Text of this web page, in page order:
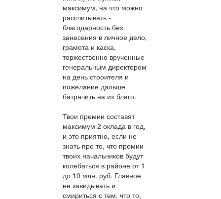
максимум, на что можно
рассчитывать -
благодарность без
занесения в личное дело,
грамота и каска,
торжественно врученные
генеральным директором
на день строителя и
пожелание дальше
батрачить на их благо.
Твои премии составят
максимум 2 оклада в год,
и это приятно, если не
знать про то, что премии
твоих начальников будут
колебаться в районе от 1
до 10 млн. руб. Главное
не завидывать и
смириться с тем, что то,